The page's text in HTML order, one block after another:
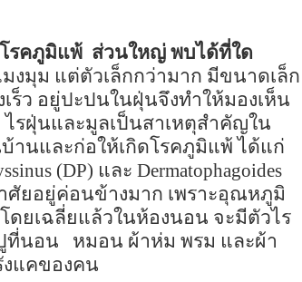
รคภูมิแพ้ ส่วนใหญ่ พบได้ที่ใด
งมุม แต่ตัวเล็กกว่ามาก มีขนาดเล็ก
ร็ว อยู่ปะปนในฝุ่นจึงทำให้มองเห็น
ไรฝุ่นและมูลเป็นสาเหตุสำคัญใน
นและก่อให้เกิดโรคภูมิแพ้ ได้แก่
(DP) และ Dermatophagoides
ยอยู่ค่อนข้างมาก เพราะอุณหภูมิ
ดยเฉลี่ยแล้วในห้องนอน จะมีตัวไร
ที่นอน
หมอน ผ้าห่ม พรม และผ้า
แคของคน